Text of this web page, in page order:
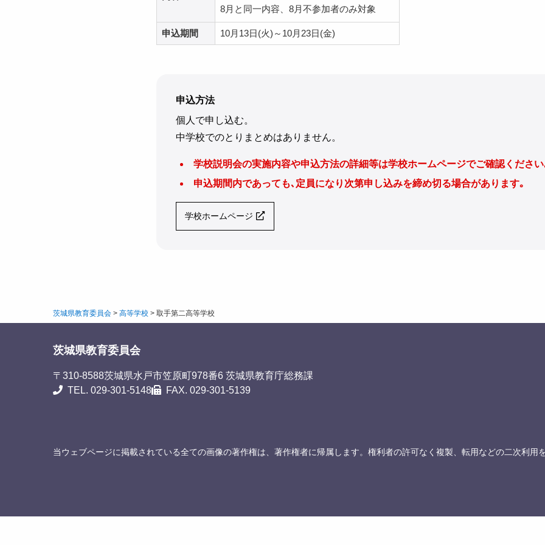
8月と同一内容、8月不参加者のみ対象
申込期間 10月13日(火)～10月23日(金)
申込方法
個人で申し込む。
中学校でのとりまとめはありません。
学校説明会の実施内容や申込方法の詳細等は学校ホームページでご確認ください
申込期間内であっても､定員になり次第申し込みを締め切る場合があります｡
学校ホームページ
茨城県教育委員会 > 高等学校 > 取手第二高等学校
茨城県教育委員会
〒310-8588茨城県水戸市笠原町978番6 茨城県教育庁総務課
TEL. 029-301-5148
FAX. 029-301-5139
当ウェブページに掲載されている全ての画像の著作権は、著作権者に帰属します。権利者の許可なく複製、転用などの二次利用